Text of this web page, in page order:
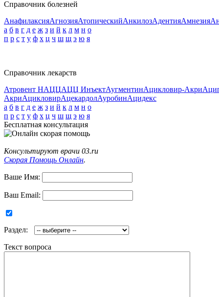
Справочник болезней
АнафилаксияАгнозияАтопическийАнкилозАдентияАмнезия
а б в г д е ж з и й к л м н о
п р с т у ф х ц ч ш щ э ю я
Справочник лекарств
Атровент НАЦЦАЦЦ ИнъектАугментинАцикловир-Акри
АкриАцикловирАцекардолАуробинАцидекс
а б в г д е ж з и й к л м н о
п р с т у ф х ц ч ш щ э ю я
Бесплатная консультация
Консультируют врачи 03.ru
Скорая Помощь Онлайн.
Ваше Имя:
Ваш Email:
Раздел:
Текст вопроса